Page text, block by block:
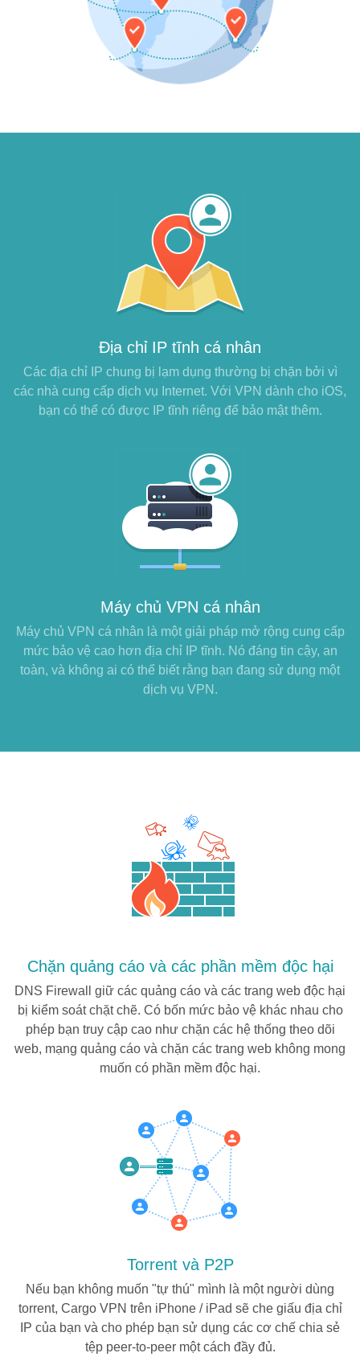
Địa chỉ IP tĩnh cá nhân
Các địa chỉ IP chung bị lạm dụng thường bị chặn bởi vì
các nhà cung cấp dịch vụ Internet. Với VPN dành cho iOS,
bạn có thể có được IP tĩnh riêng để bảo mật thêm.
Máy chủ VPN cá nhân
Máy chủ VPN cá nhân là một giải pháp mở rộng cung cấp
mức bảo vệ cao hơn địa chỉ IP tĩnh. Nó đáng tin cậy, an
toàn, và không ai có thể biết rằng bạn đang sử dụng một
dịch vụ VPN.
Chặn quảng cáo và các phần mềm độc hại
DNS Firewall giữ các quảng cáo và các trang web độc hại
bị kiểm soát chặt chẽ. Có bốn mức bảo vệ khác nhau cho
phép bạn truy cập cao như chặn các hệ thống theo dõi
web, mạng quảng cáo và chặn các trang web không mong
muốn có phần mềm độc hại.
Torrent và P2P
Nếu bạn không muốn "tự thú" mình là một người dùng
torrent, Cargo VPN trên iPhone / iPad sẽ che giấu địa chỉ
IP của bạn và cho phép bạn sử dụng các cơ chế chia sẻ
tệp peer-to-peer một cách đầy đủ.